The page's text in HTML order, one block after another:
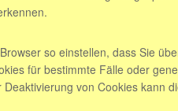
so einstellen, dass Sie
für bestimmte Fälle oder
von Cookies kann